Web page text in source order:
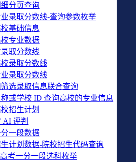
分页查询
录取分数线-查询参数枚举
基础信息
专业数据
取分数线
录取分数线
录取分数线
选录取信息联合查询
或学校 ID 查询高校的专业信息
招生计划
AI 评判
一段数据
计划数据-院校招生代码查询
考一分一段选科枚举